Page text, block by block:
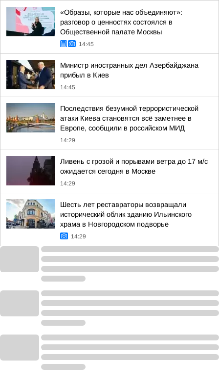
«Образы, которые нас объединяют»:
разговор о ценностях состоялся в
Общественной палате Москвы
14:45
Министр иностранных дел Азербайджана
прибыл в Киев
14:45
Последствия безумной террористической
атаки Киева становятся всё заметнее в
Европе, сообщили в российском МИД
14:29
Ливень с грозой и порывами ветра до 17 м/с
ожидается сегодня в Москве
14:29
Шесть лет реставраторы возвращали
исторический облик зданию Ильинского
храма в Новгородском подворье
14:29